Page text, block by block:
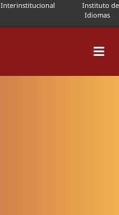
Interinstitucional
Instituto de
Idiomas